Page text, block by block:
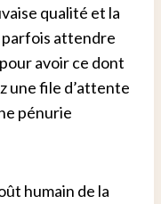
qualité et la
attendre
avoir ce dont
une file d’attente
pénurie
humain de la